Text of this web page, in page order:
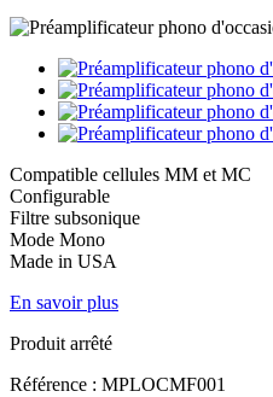
Compatible cellules MM et MC
Configurable
Filtre subsonique
Mode Mono
Made in USA
En savoir plus
Produit arrêté
Référence : MPLOCMF001